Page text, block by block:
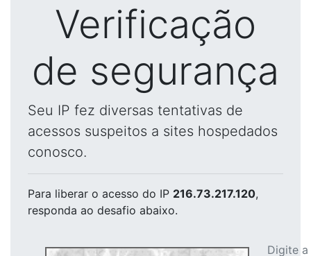
Verificação
de segurança
Seu IP fez diversas tentativas de
acessos suspeitos a sites hospedados
conosco.
Para liberar o acesso do IP 216.73.217.120,
responda ao desafio abaixo.
Digite